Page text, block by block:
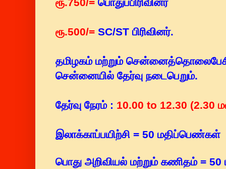
ரூ.750/= பொதுப்பிரிவினர்
ரூ.500/= SC/ST பிரிவினர்.
தமிழகம் மற்றும்
சென்னையில் தேர்வு நடைபெறும்.
தேர்வு நேரம் : 10.00 to 12.30 (2.30
இலாக்காப்பயிற்சி = 50 மதிப்பெண்கள்
பொது அறிவியல் மற்றும் கணிதம் =